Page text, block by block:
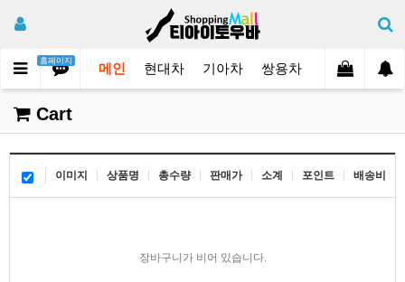
홈페이지
메인 현대차 기아차 쌍용차 쉐보레 삼
Cart
이미지 상품명 총수량 판매가 소계 포인트 배송비
장바구니가 비어 있습니다.